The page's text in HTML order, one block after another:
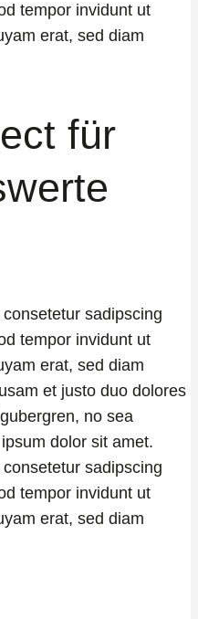
tempor invidunt ut
erat, sed diam
für
sadipscing
tempor invidunt ut
erat, sed diam
et justo duo dolores
no sea
dolor sit amet.
sadipscing
tempor invidunt ut
erat, sed diam